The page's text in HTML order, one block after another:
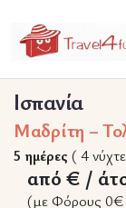
Ισπανία
Μαδρίτη –
5 ημέρες ( 4
από € /
(με Φόρους